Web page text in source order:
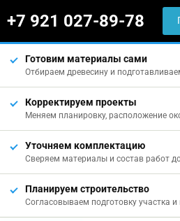
+7 921 027-89-78
Готовим материалы сами
Отбираем древесину и
Корректируем проекты
Меняем планировку, расположение
Уточняем комплектацию
Сверяем материалы и состав работ
Планируем строительство
Согласовываем подготовку участка